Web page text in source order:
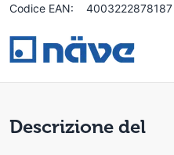
Codice EAN:
4003222878187
Descrizione del